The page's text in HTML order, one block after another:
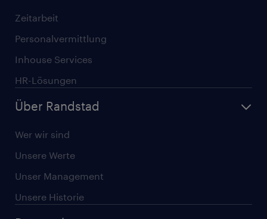
Zeitarbeit
Personalvermittlung
Inhouse Services
HR-Lösungen
Über Randstad
Wer wir sind
Unsere Werte
Unser Management
Unsere Historie